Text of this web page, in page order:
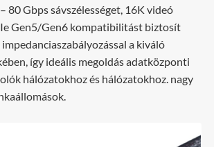
80 Gbps sávszélességet, 16K videó
Gen5/Gen6 kompatibilitást biztosít
a kiváló
így ideális megoldás adatközponti
hálózatokhoz és hálózatokhoz. nagy